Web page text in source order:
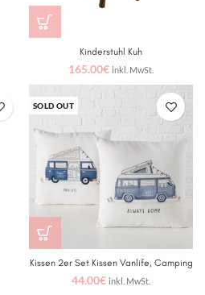
Kinderstuhl Kuh
165.00€ inkl. MwSt.
SOLD OUT
Kissen 2er Set Kissen Vanlife, Camping
44.00€ inkl. MwSt.